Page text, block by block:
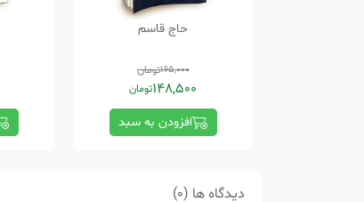
حاج قاسم
165,000تومان
148,500تومان
افزودن به سبد
دیدگاه ها (0)